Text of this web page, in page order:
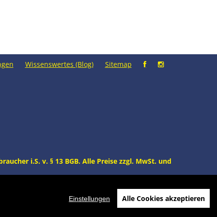
Wissenswertes (Blog) Sitemap
i.S. v. § 13 BGB. Alle Preise zzgl. MwSt. und
Einstellungen Alle Cookies akzeptieren